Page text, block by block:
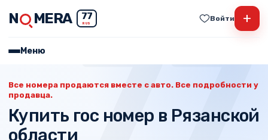
N MERA 77
RUS
Войти +
Меню
Все номера продаются вместе с авто. Все подробности у
продавца.
Купить гос номер в Рязанской
области